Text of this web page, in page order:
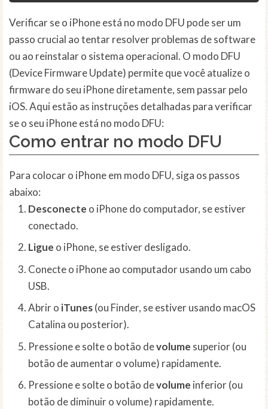
Verificar se o iPhone está no modo DFU pode ser um
passo crucial ao tentar resolver problemas de software
ou ao reinstalar o sistema operacional. O modo DFU
(Device Firmware Update) permite que você atualize o
firmware do seu iPhone diretamente, sem passar pelo
iOS. Aqui estão as instruções detalhadas para verificar
se o seu iPhone está no modo DFU:
Como entrar no modo DFU
Para colocar o iPhone em modo DFU, siga os passos
abaixo:
Desconecte o iPhone do computador, se estiver
conectado.
Ligue o iPhone, se estiver desligado.
Conecte o iPhone ao computador usando um cabo
USB.
Abrir o iTunes(ou Finder, se estiver usando macOS
Catalina ou posterior).
Pressione e solte o botão devolume superior (ou
botão de aumentar o volume) rapidamente.
Pressione e solte o botão devolume inferior (ou
botão de diminuir o volume) rapidamente.